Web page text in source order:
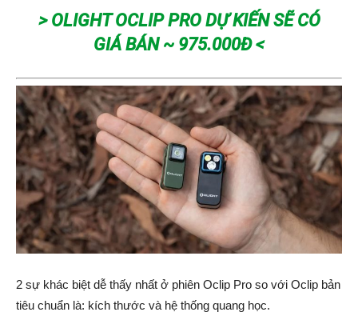
> OLIGHT OCLIP PRO DỰ KIẾN SẼ CÓ
GIÁ BÁN ~ 975.000Đ <
2 sự khác biệt dễ thấy nhất ở phiên Oclip Pro so với Oclip bản
tiêu chuẩn là: kích thước và hệ thống quang học.